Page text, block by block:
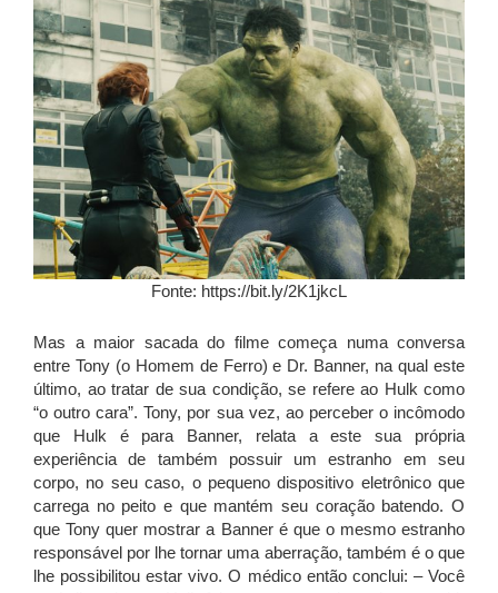
Fonte: https://bit.ly/2K1jkcL
Mas a maior sacada do filme começa numa conversa
entre Tony (o Homem de Ferro) e Dr. Banner, na qual este
último, ao tratar de sua condição, se refere ao Hulk como
“o outro cara”. Tony, por sua vez, ao perceber o incômodo
que Hulk é para Banner, relata a este sua própria
experiência de também possuir um estranho em seu
corpo, no seu caso, o pequeno dispositivo eletrônico que
carrega no peito e que mantém seu coração batendo. O
que Tony quer mostrar a Banner é que o mesmo estranho
responsável por lhe tornar uma aberração, também é o que
lhe possibilitou estar vivo. O médico então conclui: – Você